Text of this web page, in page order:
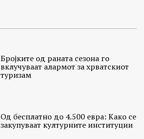
Бројките од раната сезона го
вклучуваат алармот за хрватскиот
туризам
Од бесплатно до 4.500 евра: Како се
закупуваат културните институции